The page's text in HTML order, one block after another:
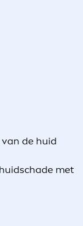
de huid
met